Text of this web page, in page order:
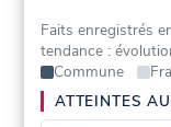
Faits enregistrés
tendance :
Commune
ATTEINTES